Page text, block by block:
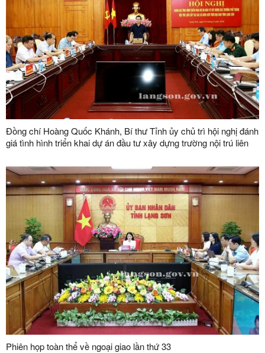
Đồng chí Hoàng Quốc Khánh, Bí thư Tỉnh ủy chủ trì hội nghị đánh
giá tình hình triển khai dự án đầu tư xây dựng trường nội trú liên
Phiên họp toàn thể về ngoại giao lần thứ 33